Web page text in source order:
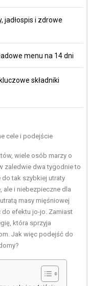
jadłospis i zdrowe
menu na 14 dni
składniki
cele i podejście
wiele osób marzy o
zaledwie dwa tygodnie to
do tak szybkiej utraty
ale i niebezpieczne dla
masy mięśniowej
efektu jo-jo. Zamiast
która sprzyja
Jak więc podejść do